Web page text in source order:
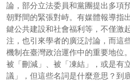
論，部分立法委員和黨團提出多項
朝野間的緊張對峙。有媒體報導指
鍵公共建設和社會福利等，不僅激
注，也引來學者的廣泛討論，而這
機制在臺灣政治運作中的重要地位
被「刪減」、被「凍結」，或是有
議」，但這些名詞是什麼意思？到